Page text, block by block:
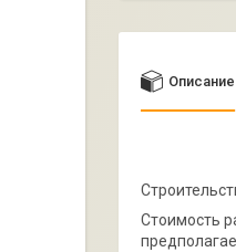
Описание
Стоимость